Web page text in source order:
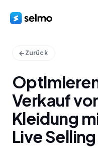
Zurück
Verkauf
Kleidung
Live